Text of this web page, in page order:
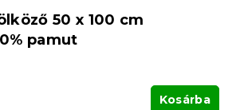
50 x 100 cm
pamut
Kosárba